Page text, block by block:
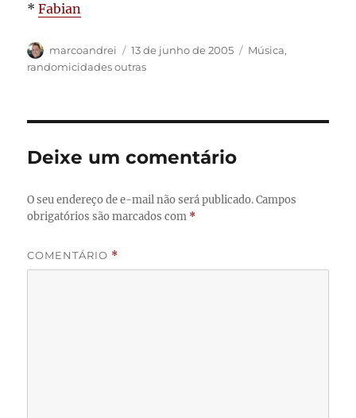
*Fabian
Autor
marcoandrei
Publicado
em
13 de junho de 2005 Categorias
Música,
randomicidades outras
Deixe um comentário
O seu endereço de e-mail não será publicado. Campos
obrigatórios são marcados com *
COMENTÁRIO *